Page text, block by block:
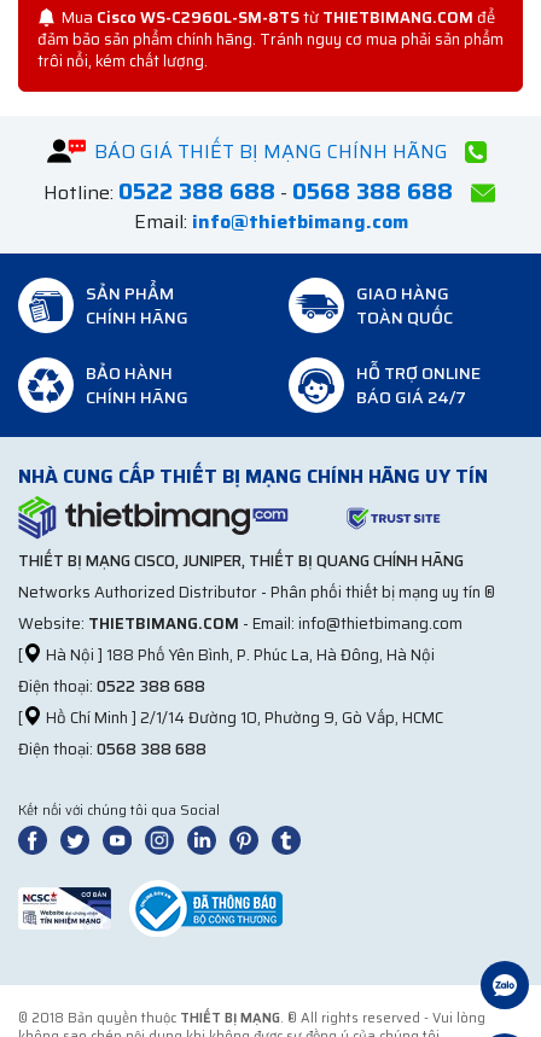
Mua Cisco WS-C2960L-SM-8TStừTHIETBIMANG.COMđể
đảm bảo sản phẩm chính hãng. Tránh nguy cơ mua phải sản phẩm
trôi nổi, kém chất lượng.
BÁO GIÁ THIẾT BỊ MẠNG CHÍNH HÃNG
Hotline: 0522 388 688 - 0568 388 688
Email: info@thietbimang.com
SẢN PHẨM
CHÍNH HÃNG
GIAO HÀNG
TOÀN QUỐC
BẢO HÀNH
CHÍNH HÃNG
HỖ TRỢ ONLINE
BÁO GIÁ 24/7
NHÀ CUNG CẤP THIẾT BỊ MẠNG CHÍNH HÃNG UY TÍN
THIẾT BỊ MẠNG CISCO, JUNIPER, THIẾT BỊ QUANG CHÍNH HÃNG
Networks Authorized Distributor - Phân phối thiết bị mạng uy tín ®
Website: THIETBIMANG.COM - Email: info@thietbimang.com
[
Hà Nội ] 188 Phố Yên Bình, P. Phúc La, Hà Đông, Hà Nội
Điện thoại:0522 388 688
[
Hồ Chí Minh ] 2/1/14 Đường 10, Phường 9, Gò Vấp, HCMC
Điện thoại:0568 388 688
Kết nối với chúng tôi qua Social
© 2018 Bản quyền thuộc THIẾT BỊ MẠNG. ® All rights reserved - Vui lòng